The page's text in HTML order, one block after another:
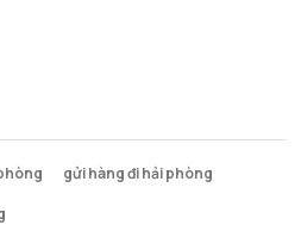
gửi hàng đi hải phòng